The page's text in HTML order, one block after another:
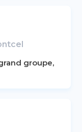
groupe,